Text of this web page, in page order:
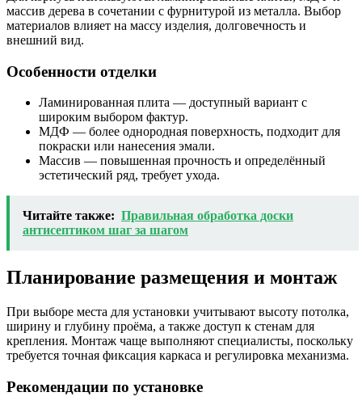
массив дерева в сочетании с фурнитурой из металла. Выбор
материалов влияет на массу изделия, долговечность и
внешний вид.
Особенности отделки
Ламинированная плита — доступный вариант с
широким выбором фактур.
МДФ — более однородная поверхность, подходит для
покраски или нанесения эмали.
Массив — повышенная прочность и определённый
эстетический ряд, требует ухода.
Читайте также: Правильная обработка доски
антисептиком шаг за шагом
Планирование размещения и монтаж
При выборе места для установки учитывают высоту потолка,
ширину и глубину проёма, а также доступ к стенам для
крепления. Монтаж чаще выполняют специалисты, поскольку
требуется точная фиксация каркаса и регулировка механизма.
Рекомендации по установке